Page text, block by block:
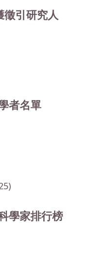
徵引研究人
者名單
學家排行榜